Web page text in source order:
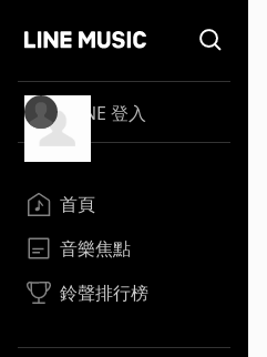
LINE 登入
首頁
音樂焦點
鈴聲排行榜